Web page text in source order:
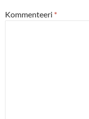
Kommenteeri *